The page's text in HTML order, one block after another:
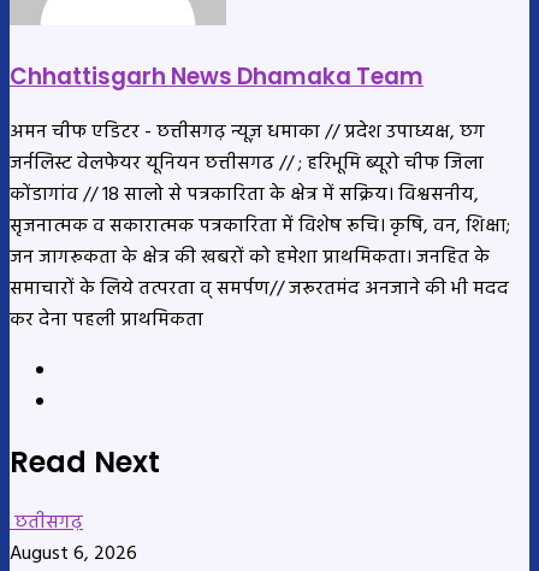
Chhattisgarh News Dhamaka Team
अमन चीफ एडिटर - छत्तीसगढ़ न्यूज़ धमाका // प्रदेश उपाध्यक्ष, छग
जर्नलिस्ट वेलफेयर यूनियन छत्तीसगढ // ; हरिभूमि ब्यूरो चीफ जिला
कोंडागांव // 18 सालो से पत्रकारिता के क्षेत्र में सक्रिय। विश्वसनीय,
सृजनात्मक व सकारात्मक पत्रकारिता में विशेष रूचि। कृषि, वन, शिक्षा;
जन जागरूकता के क्षेत्र की खबरों को हमेशा प्राथमिकता। जनहित के
समाचारों के लिये तत्परता व् समर्पण// जरूरतमंद अनजाने की भी मदद
कर देना पहली प्राथमिकता
Read Next
छतीसगढ़
August 6, 2026